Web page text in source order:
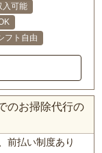
入可能
フト自由
のお掃除代行の
前払い制度あり